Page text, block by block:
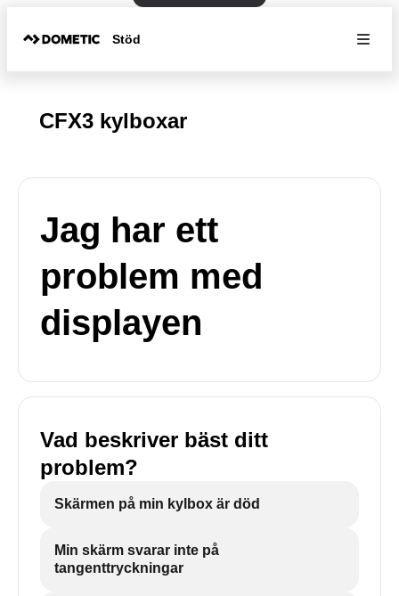
Stöd
CFX3 kylboxar
Jag har ett
problem med
displayen
Vad beskriver bäst ditt
problem?
Skärmen på min kylbox är död
Min skärm svarar inte på
tangenttryckningar